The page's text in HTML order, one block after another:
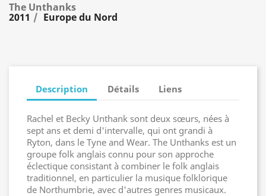
The Unthanks
2011 Europe du Nord
Description Détails Liens
Rachel et Becky Unthank sont deux sœurs, nées à
sept ans et demi d'intervalle, qui ont grandi à
Ryton, dans le Tyne and Wear. The Unthanks est un
groupe folk anglais connu pour son approche
éclectique consistant à combiner le folk anglais
traditionnel, en particulier la musique folklorique
de Northumbrie, avec d'autres genres musicaux.